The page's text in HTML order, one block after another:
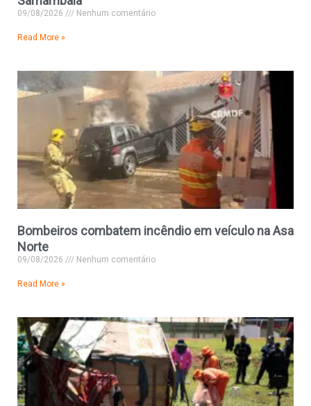
09/08/2026 Nenhum comentário
Read More »
Bombeiros combatem incêndio em veículo na Asa
Norte
09/08/2026 Nenhum comentário
Read More »